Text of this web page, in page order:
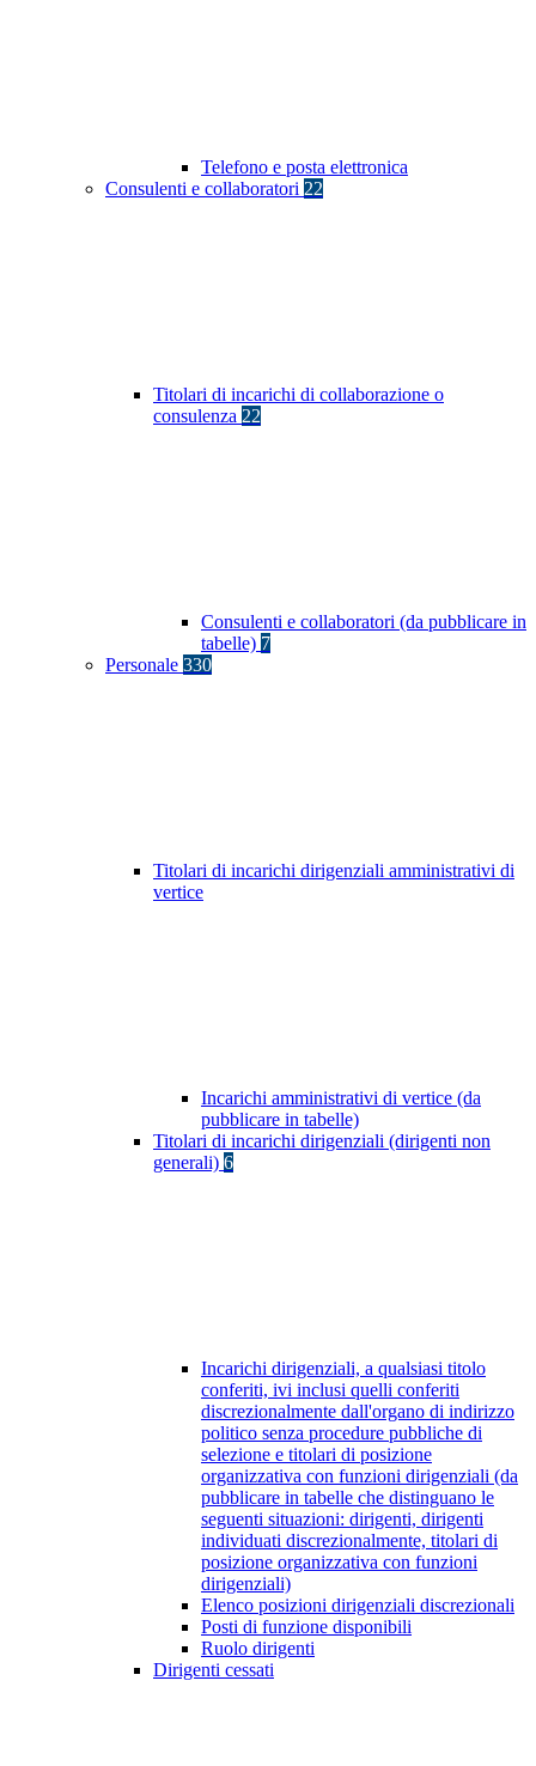
Telefono e posta elettronica
Consulenti e collaboratori 22
Titolari di incarichi di collaborazione o
consulenza 22
Consulenti e collaboratori (da pubblicare in
tabelle) 7
Personale 330
Titolari di incarichi dirigenziali amministrativi di
vertice
Incarichi amministrativi di vertice (da
pubblicare in tabelle)
Titolari di incarichi dirigenziali (dirigenti non
generali) 6
Incarichi dirigenziali, a qualsiasi titolo
conferiti, ivi inclusi quelli conferiti
discrezionalmente dall'organo di indirizzo
politico senza procedure pubbliche di
selezione e titolari di posizione
organizzativa con funzioni dirigenziali (da
pubblicare in tabelle che distinguano le
seguenti situazioni: dirigenti, dirigenti
individuati discrezionalmente, titolari di
posizione organizzativa con funzioni
dirigenziali)
Elenco posizioni dirigenziali discrezionali
Posti di funzione disponibili
Ruolo dirigenti
Dirigenti cessati